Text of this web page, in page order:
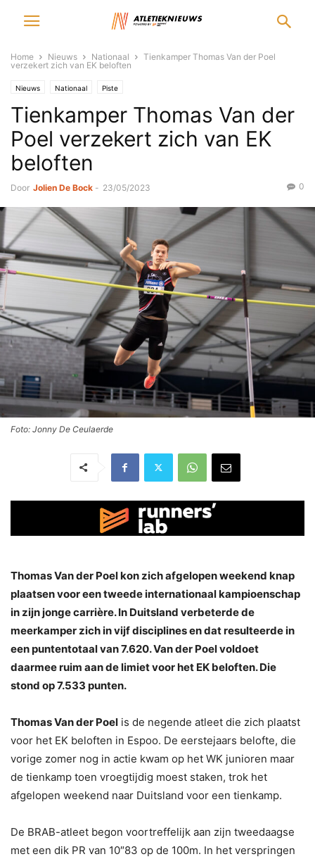
Home Nieuws Nationaal
Tienkamper Thomas Van der Poel
verzekert zich van EK beloften
Nieuws Nationaal Piste
Tienkamper Thomas Van der
Poel verzekert zich van EK
beloften
Door Jolien De Bock - 23/05/2023 0
Foto: Jonny De Ceulaerde
Thomas Van der Poel kon zich afgelopen weekend knap
plaatsen voor een tweede internationaal kampioenschap
in zijn jonge carrière. In Duitsland verbeterde de
meerkamper zich in vijf disciplines en dat resulteerde in
een puntentotaal van 7.620. Van der Poel voldoet
daarmee ruim aan de limiet voor het EK beloften. Die
stond op 7.533 punten.
Thomas Van der Poel is de negende atleet die zich plaatst
voor het EK beloften in Espoo. De eerstejaars belofte, die
vorige zomer nog in actie kwam op het WK junioren maar
de tienkamp toen vroegtijdig moest staken, trok het
afgelopen weekend naar Duitsland voor een tienkamp.
De BRAB-atleet begon voortreffelijk aan zijn tweedaagse
met een dik PR van 10″83 op de 100m. In het verspringen